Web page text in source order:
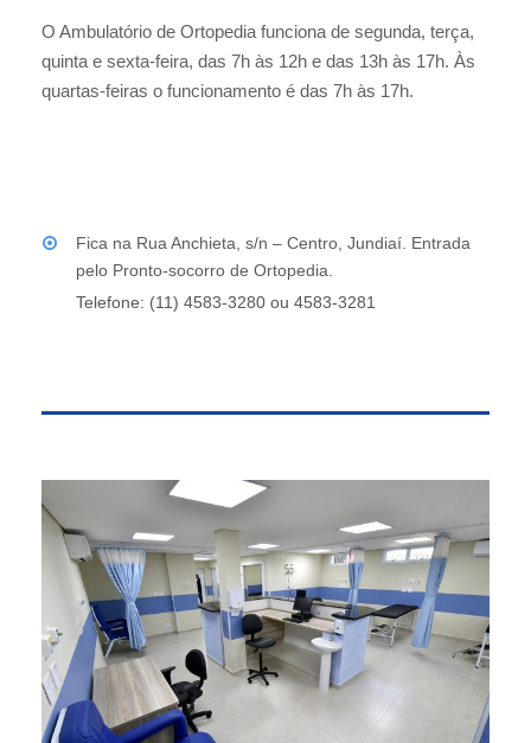
O Ambulatório de Ortopedia funciona de segunda, terça,
quinta e sexta-feira, das 7h às 12h e das 13h às 17h. Às
quartas-feiras o funcionamento é das 7h às 17h.
Fica na Rua Anchieta, s/n – Centro, Jundiaí. Entrada
pelo Pronto-socorro de Ortopedia.
Telefone: (11) 4583-3280 ou 4583-3281